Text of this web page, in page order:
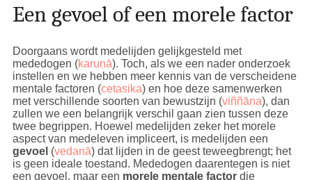
Een gevoel of een morele factor
Doorgaans wordt medelijden gelijkgesteld met
mededogen (karuṇā). Toch, als we een nader onderzoek
instellen en we hebben meer kennis van de verscheidene
mentale factoren (cetasika) en hoe deze samenwerken
met verschillende soorten van bewustzijn (viññāṇa), dan
zullen we een belangrijk verschil gaan zien tussen deze
twee begrippen. Hoewel medelijden zeker het morele
aspect van medeleven impliceert, is medelijden een
gevoel (vedanā) dat lijden in de geest teweegbrengt; het
is geen ideale toestand. Mededogen daarentegen is niet
een gevoel, maar een morele mentale factordie